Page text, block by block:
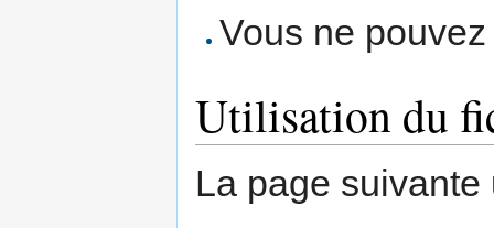
Vous ne
Utilisation du
La page